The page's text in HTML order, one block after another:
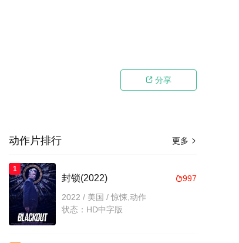
 分享
更多 
动作片排行
1
997
封锁(2022)
2022 / 美国 / 惊悚,动作
状态：HD中字版